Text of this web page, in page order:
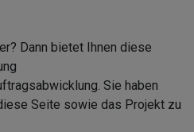
Dann bietet Ihnen diese
Sie haben
Seite sowie das Projekt zu